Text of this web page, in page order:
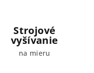
Strojové
vyšívanie
na mieru